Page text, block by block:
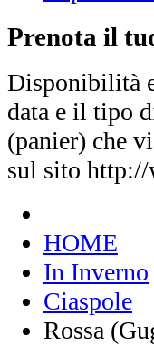
Prenota il
Disponibilità
data e il tipo
(panier) che
sul sito http://
HOME
In Inverno
Ciaspole
Rossa